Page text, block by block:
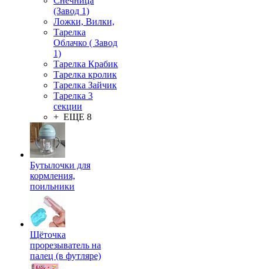
(Завод 1)
Ложки, Вилки,
Тарелка
Облачко ( Завод
1)
Тарелка Крабик
Тарелка кролик
Тарелка Зайчик
Тарелка 3
секции
+ ЕЩЕ 8
Бутылочки для
кормления,
поильники
Щёточка
прорезыватель на
палец (в футляре)